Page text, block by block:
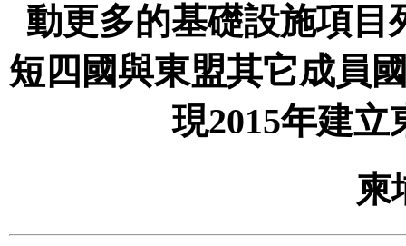
動更多的基礎設施項
短四國與東盟其它成員
現2015年建
柬